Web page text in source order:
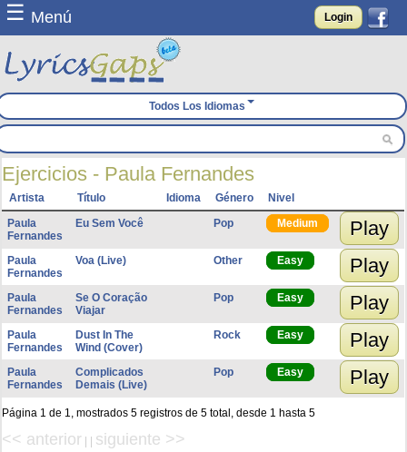
☰ Menú Login
Todos Los Idiomas
Ejercicios - Paula Fernandes
Artista Título Idioma Género
Nivel
Paula
Fernandes
Eu Sem Você Pop Medium Play
Paula
Fernandes
Voa (Live) Other Easy Play
Paula
Fernandes
Se O Coração
Viajar
Pop Easy Play
Paula
Fernandes
Dust In The
Wind (Cover)
Rock Easy Play
Paula
Fernandes
Complicados
Demais (Live)
Pop Easy Play
Página 1 de 1, mostrados 5 registros de 5 total, desde 1 hasta 5
<< anterior | | siguiente >>